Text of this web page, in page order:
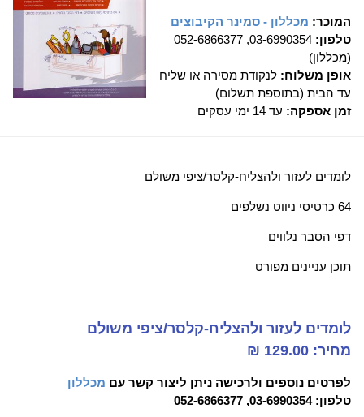
המוכר: מכללון - סמינר הקיבוצים
טלפון:
03-6990354, 052-6866377
(מכללון)
אופן משלוח: לנקודת מסירה או שליח
עד הבית (בתוספת תשלום)
זמן אספקה: עד 14 ימי עסקים
לומדים לעזור ולהצליח-קלסר/ציפי משולם
64 כרטיסי ניווט נשלפים
דפי הסבר נלווים
תוכן עניינים מפורט
לומדים לעזור ולהצליח-קלסר/ציפי משולם
מחיר: 129.00 ₪
לפרטים נוספים ולרכישה ניתן ליצור קשר עם מכללון
טלפון: 03-6990354, 052-6866377